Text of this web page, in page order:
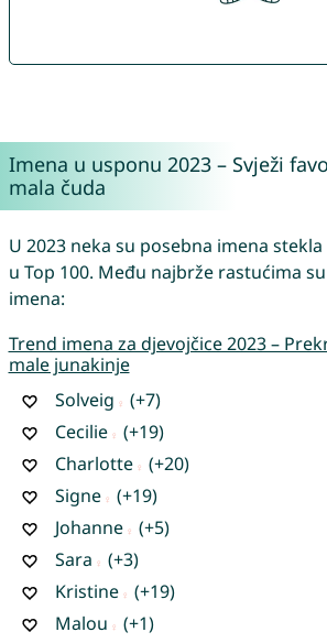
Imena u usponu 2023 – Svježi
mala čuda
U 2023 neka su posebna imena
u Top 100. Među najbrže rastućima
imena:
Trend imena za djevojčice 2023 –
male junakinje
Solveig
(+7)
Cecilie
(+19)
Charlotte
(+20)
Signe
(+19)
Johanne
(+5)
Sara
(+3)
Kristine
(+19)
Malou
(+1)